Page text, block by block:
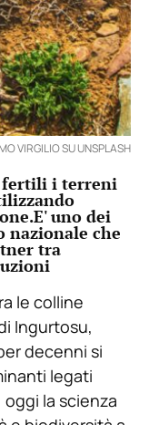
VIRGILIO SU UNSPLASH
fertili i terreni
uno dei
nazionale che
tra
le colline
Ingurtosu,
decenni si
legati
oggi la scienza